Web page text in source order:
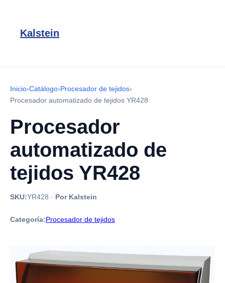
Kalstein
Inicio›Catálogo›Procesador de tejidos›
Procesador automatizado de tejidos YR428
Procesador
automatizado de
tejidos YR428
SKU:YR428 · Por Kalstein
Categoría:Procesador de tejidos